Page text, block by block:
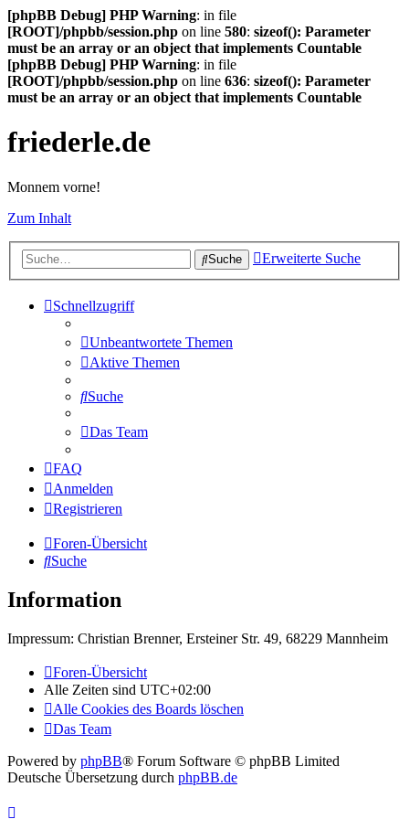
[phpBB Debug] PHP Warning: in file
[ROOT]/phpbb/session.php on line 580: sizeof(): Parameter
must be an array or an object that implements Countable
[phpBB Debug] PHP Warning: in file
[ROOT]/phpbb/session.php on line 636: sizeof(): Parameter
must be an array or an object that implements Countable
friederle.de
Monnem vorne!
Zum Inhalt
Suche Erweiterte Suche
Schnellzugriff
Unbeantwortete Themen
Aktive Themen
Suche
Das Team
FAQ
Anmelden
Registrieren
Foren-Übersicht
Suche
Information
Impressum: Christian Brenner, Ersteiner Str. 49, 68229 Mannheim
Foren-Übersicht
Alle Zeiten sind UTC+02:00
Alle Cookies des Boards löschen
Das Team
Powered by phpBB® Forum Software © phpBB Limited
Deutsche Übersetzung durch phpBB.de